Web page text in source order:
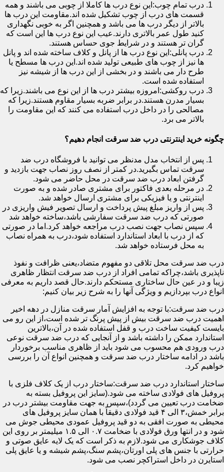
درب تمام چوب:این نوع درب ها کاملا از چوبی می باشند و همه
قسمت های درب از چوب تشکیل شده اند.مقاومت این درب ها
بالاتر از دیگر درب ها می باشد و همچنین اگر به خوبی نگهداری
کنید طول عمر بالاتری دارند.عیب این نوع درب ها این است که
گران تر هستند و در شرایط جوی حساس هستند.
درب پانلی:این نوع درب ها از پانل و کلاف ساخته شده اند و پانل
ها نیز از چوب های طبیعی تولید شده اند.این درب ها مسطح یا
طرح دار می باشند و در بخشی از این درب ها از شیشه نیز
استفاده شده است.
درب روکشی:امروزه بیشتر درب ها از این نوع می باشند.زیرا که
بسیار مدرن هستند.در برابر ضربه بسیار مقاوم هستند.زیرا که
مصالحی را در داخل درب استفاده می کنند که این مقاومت را
بالاتر می برد.
چگونه خرید اینترنتی درب ضد سرقت انجام دهیم؟
پس از انتخاب مدل مدنظر می توانید با فروشگاه درب ضد
سرقت تماس بگیرید.در کمتر از نصف روز نصاب جهت بازدید و
گرفتن ابعاد درب ضد سرقت در محل حاضر می شود.
در مرحله بعدی فاکتور برای مشتری صادر شده و به صورت
اینترنتی و یا فیزیکی برای مشتری ارسال خواهد شد.
پس از واریز مبلغ پیش پرداخت و ارسال تصویر فیش واریزی در
صورتی که درب ضد سرقت سفارشی باشد،ساخته خواهد شد
سپس نصاب جهت نصب درب مراجعه خواهد کرد.اما در صورتی
که از درب با ابعاد استاندارد استفاده شود،درب به همراه نصاب
به محل فرستاده خواهد شد.
درب ضد سرقت محل تلاقی دو مفهوم متضاد،یعنی ظرافت و نفوذ
ناپذیری باشد،چراکه تمامی افراد از درب ضد سرقت انتظار ظاهری
زیبا و در عین حال ساختاری مستحکم دارند.حال قصد داریم به معرفی
انواع درب بپردازیم و ویژگی آنها را به شرح زیر بیان کنیم:
درب ضد سرقت:با توجه به افزایش آمار سرقت منازل در دهه اخیر
اهمیت درب ضد سرقت بیش از پیش پرنگ تر شده است،از این رو می
بایست کیفیت ساخت درب و قفل استفاده شده در آن،بالاترین
استاندارد ممکن را داشته باشد و از آنجایی که درب ضد سرقت نوعی
درب ورودی هم محسوب می شود باید از ظاهری مناسب برخوردار
باشد در ادامه ساختار درب ضد سرقت و همچنین انواع آن را بررسی
خواهیم کرد.
ساختار استاندارد درب ضد سرقت:ساختار درب از یک کلاف فلزی با
پروفیل های فولادی ساخته می شود.(سایز این پروفیل بسته به
ضخامت درب تعیین می گردد)،سپس به جهت مقاومت بیشتر درب در
برابر خمش،۳ الی ۴ قید فولادی دقیقاً با همان سایز پروفیل های
محیطی به صورت افقی به دو قید پروفیل عمودی محیطی جوش می
شود و در انتها ورق فولادی با ضخامت ۰.۷ الی ۱.۵ میلیمتر بر روی این
کلاف جوشکاری می شود.لازم به ذکر است که یک لایه عایق صوتی و
حرارتی با جنس های پلی اورتان،پشم سنگ،پشم شیشه و یا عایق پلی
استایرن در داخل استراکچر نصب می شود.